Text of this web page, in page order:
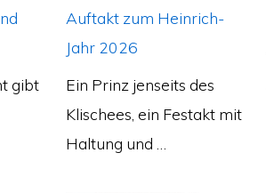
gibt
Auftakt zum Heinrich-
Jahr 2026
Ein Prinz jenseits des
Klischees, ein Festakt mit
Haltung und …